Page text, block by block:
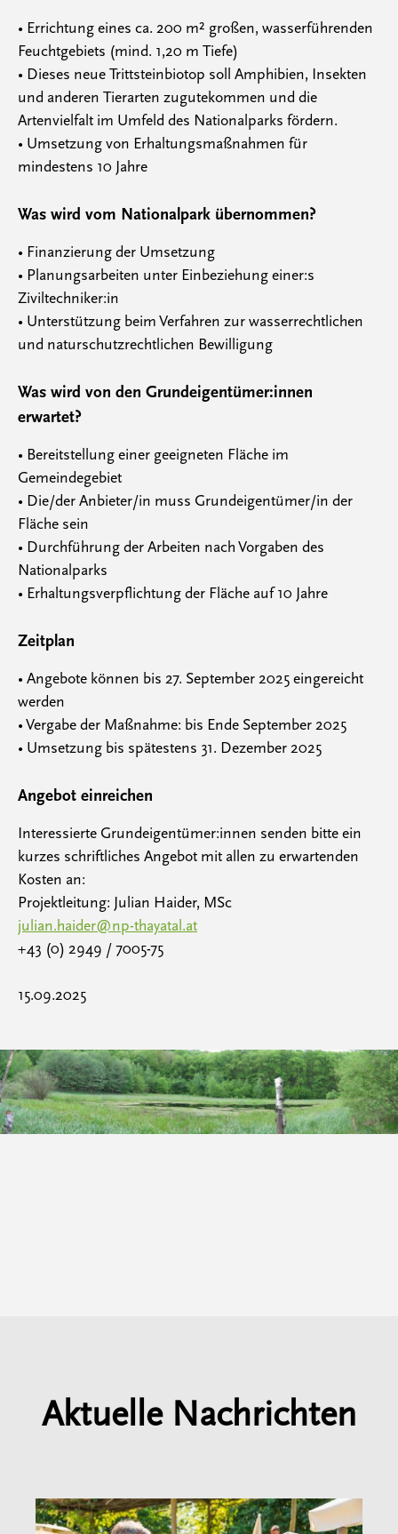
• Errichtung eines ca. 200 m² großen, wasserführenden
Feuchtgebiets (mind. 1,20 m Tiefe)
• Dieses neue Trittsteinbiotop soll Amphibien, Insekten
und anderen Tierarten zugutekommen und die
Artenvielfalt im Umfeld des Nationalparks fördern.
• Umsetzung von Erhaltungsmaßnahmen für
mindestens 10 Jahre
Was wird vom Nationalpark übernommen?
• Finanzierung der Umsetzung
• Planungsarbeiten unter Einbeziehung einer:s
Ziviltechniker:in
• Unterstützung beim Verfahren zur wasserrechtlichen
und naturschutzrechtlichen Bewilligung
Was wird von den Grundeigentümer:innen
erwartet?
• Bereitstellung einer geeigneten Fläche im
Gemeindegebiet
• Die/der Anbieter/in muss Grundeigentümer/in der
Fläche sein
• Durchführung der Arbeiten nach Vorgaben des
Nationalparks
• Erhaltungsverpflichtung der Fläche auf 10 Jahre
Zeitplan
• Angebote können bis 27. September 2025 eingereicht
werden
• Vergabe der Maßnahme: bis Ende September 2025
• Umsetzung bis spätestens 31. Dezember 2025
Angebot einreichen
Interessierte Grundeigentümer:innen senden bitte ein
kurzes schriftliches Angebot mit allen zu erwartenden
Kosten an:
Projektleitung: Julian Haider, MSc
julian.haider@np-thayatal.at
+43 (0) 2949 / 7005-75
15.09.2025
Aktuelle Nachrichten